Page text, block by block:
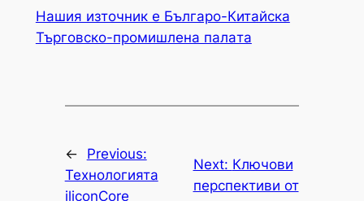
Нашия източник е Българо-Китайска
Търговско-промишлена палaта
←
Previous:
Технологията
iliconCore
Next: Ключови
перспективи от